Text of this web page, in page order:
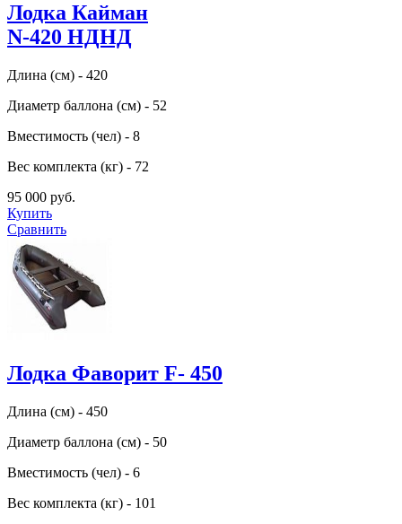
Лодка Кайман
N-420 НДНД
Длина (см) - 420
Диаметр баллона (см) - 52
Вместимость (чел) - 8
Вес комплекта (кг) - 72
95 000 руб.
Купить
Сравнить
Лодка Фаворит F- 450
Длина (см) - 450
Диаметр баллона (см) - 50
Вместимость (чел) - 6
Вес комплекта (кг) - 101